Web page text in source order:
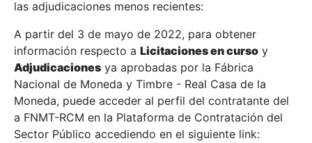
Mostrar/Ocultar
las adjudicaciones menos recientes:
A partir del 3 de mayo de 2022, para obtener
información respecto a Licitaciones en curso y
Adjudicaciones ya aprobadas por la Fábrica
Nacional de Moneda y Timbre - Real Casa de la
Moneda, puede acceder al perfil del contratante del
a FNMT-RCM en la Plataforma de Contratación del
Sector Público accediendo en el siguiente link: